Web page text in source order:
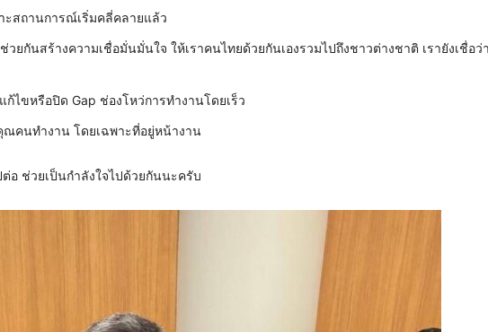
ะสถานการณ์เริ่มคลี่คลายแล้ว
วยกันสร้างความเชื่อมั่นมั่นใจ ให้เราคนไทยด้วยกันเองรวมไปถึงชาวต่างชาติ เรายังเชื่อว่
ไขหรือปิด Gap ช่องโหว่การทำงานโดยเร็ว
ณคนทำงาน โดยเฉพาะที่อยู่หน้างาน
อ ช่วยเป็นกำลังใจไปด้วยกันนะครับ